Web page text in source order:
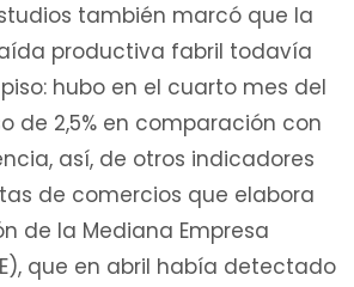
también marcó que la
productiva fabril todavía
hubo en el cuarto mes del
de 2,5% en comparación con
así, de otros indicadores
de comercios que elabora
de la Mediana Empresa
que en abril había detectado